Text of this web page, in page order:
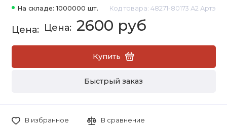
На складе: 1000000 шт. Код товара: 48271-80173 А2 Артэ
2600 руб
Купить
Быстрый заказ
В избранное В сравнение